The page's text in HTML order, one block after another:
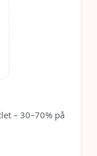
– 30–70% på